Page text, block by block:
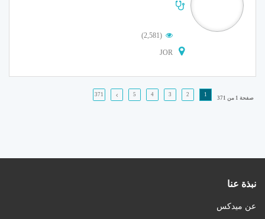
(2,581)
JOR
نبذة عنا
عن ميدكس